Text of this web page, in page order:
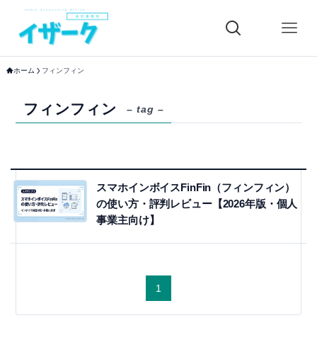
ホーム フィンフィン
フィンフィン – tag –
スマホインボイスFinFin（フィンフィン）
の使い方・評判レビュー【2026年版・個人
事業主向け】
1